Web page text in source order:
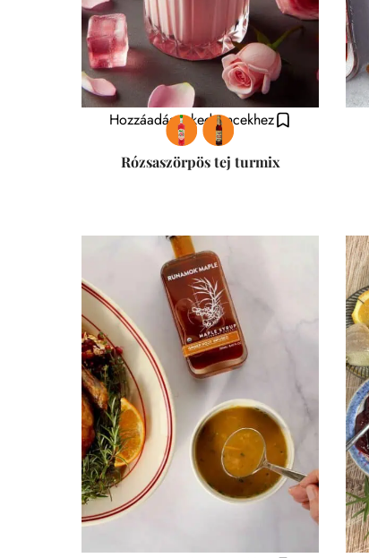
Hozzáadás a kedvencekhez
Rózsaszörpös tej turmix